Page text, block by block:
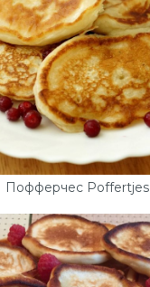
Пофферчес Poffertjes